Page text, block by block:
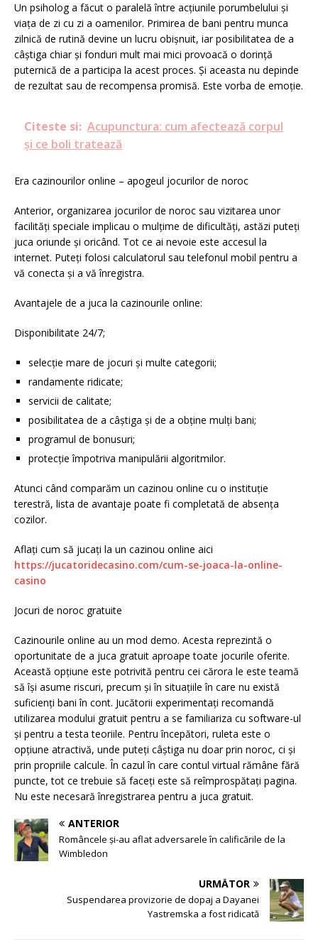
Un psiholog a făcut o paralelă între acțiunile porumbelului și
viața de zi cu zi a oamenilor. Primirea de bani pentru munca
zilnică de rutină devine un lucru obișnuit, iar posibilitatea de a
câștiga chiar și fonduri mult mai mici provoacă o dorință
puternică de a participa la acest proces. Și aceasta nu depinde
de rezultat sau de recompensa promisă. Este vorba de emoție.
Citeste si: Acupunctura: cum afectează corpul
și ce boli tratează
Era cazinourilor online – apogeul jocurilor de noroc
Anterior, organizarea jocurilor de noroc sau vizitarea unor
facilități speciale implicau o mulțime de dificultăți, astăzi puteți
juca oriunde și oricând. Tot ce ai nevoie este accesul la
internet. Puteți folosi calculatorul sau telefonul mobil pentru a
vă conecta și a vă înregistra.
Avantajele de a juca la cazinourile online:
Disponibilitate 24/7;
selecție mare de jocuri și multe categorii;
randamente ridicate;
servicii de calitate;
posibilitatea de a câștiga și de a obține mulți bani;
programul de bonusuri;
protecție împotriva manipulării algoritmilor.
Atunci când comparăm un cazinou online cu o instituție
terestră, lista de avantaje poate fi completată de absența
cozilor.
Aflați cum să jucați la un cazinou online aici
https://jucatoridecasino.com/cum-se-joaca-la-online-
casino
Jocuri de noroc gratuite
Cazinourile online au un mod demo. Acesta reprezintă o
oportunitate de a juca gratuit aproape toate jocurile oferite.
Această opțiune este potrivită pentru cei cărora le este teamă
să își asume riscuri, precum și în situațiile în care nu există
suficienți bani în cont. Jucătorii experimentați recomandă
utilizarea modului gratuit pentru a se familiariza cu software-ul
și pentru a testa teoriile. Pentru începători, ruleta este o
opțiune atractivă, unde puteți câștiga nu doar prin noroc, ci și
prin propriile calcule. În cazul în care contul virtual rămâne fără
puncte, tot ce trebuie să faceți este să reîmprospătați pagina.
Nu este necesară înregistrarea pentru a juca gratuit.
ANTERIOR
Româncele și-au aflat adversarele în calificările de la
Wimbledon
URMĂTOR
Suspendarea provizorie de dopaj a Dayanei
Yastremska a fost ridicată